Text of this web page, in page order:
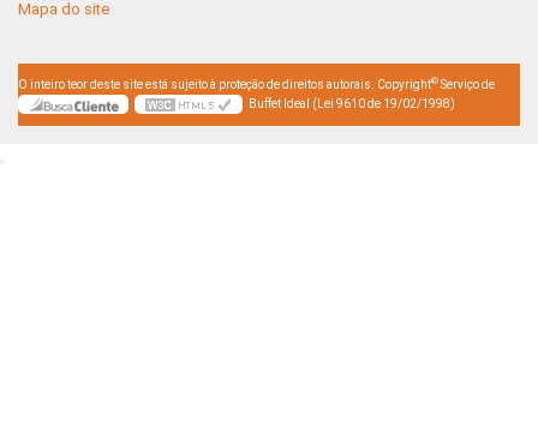
Mapa do site
O inteiro teor deste site está sujeito à proteção de direitos autorais. Copyright© Serviço de
Buffet Ideal (Lei 9610 de 19/02/1998)